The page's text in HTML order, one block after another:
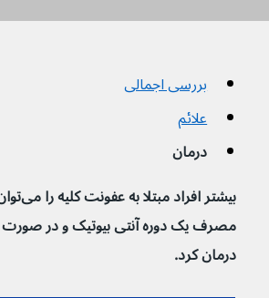
بررسی اجمالی
علائم
درمان
بیشتر
مصرف یک دوره آنتی بیوتیک و در صورت
درمان کرد.